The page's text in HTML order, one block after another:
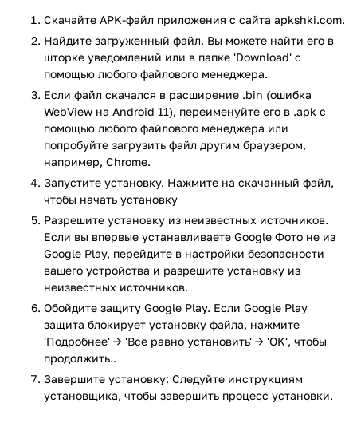
видео в высоком качестве;
помогает экономить пространство на устройстве.
Фотографии, сохраненные в Google Фото, можно
смело удалять из памяти устройства;
возможность создания альбомов исходя из категории
фотографий;
возможность создания коллажей, фильмов и панорам
на основе загруженных на сервис фотографий.
Также они могут делаться в автоматическом режиме;
быстрый поиск фотографий по описанию;
возможность создания фотокниг прямо с мобильного
телефона;
автоматическое добавление фотографий в
выбранные альбомы;
возможность редактирования снимков при помощи
разнообразных инструментов (фильтры, освещение
и пр.);
возможность создания общей библиотеки вместе с
другими пользователями приложения;
быстрый доступ к галерее;
возможность автозагрузки и синхронизации;
подходит для устройств на любых платформах.
Скачайте APK-файл приложения с сайта apkshki.com.
Найдите загруженный файл. Вы можете найти его в
шторке уведомлений или в папке 'Download' с
помощью любого файлового менеджера.
Если файл скачался в расширение .bin (ошибка
WebView на Android 11), переименуйте его в .apk с
помощью любого файлового менеджера или
попробуйте загрузить файл другим браузером,
например, Chrome.
Запустите установку. Нажмите на скачанный файл,
чтобы начать установку
Разрешите установку из неизвестных источников.
Если вы впервые устанавливаете Google Фото не из
Google Play, перейдите в настройки безопасности
вашего устройства и разрешите установку из
неизвестных источников.
Обойдите защиту Google Play. Если Google Play
защита блокирует установку файла, нажмите
'Подробнее' → 'Все равно установить' → 'OK', чтобы
продолжить..
Завершите установку: Следуйте инструкциям
установщика, чтобы завершить процесс установки.